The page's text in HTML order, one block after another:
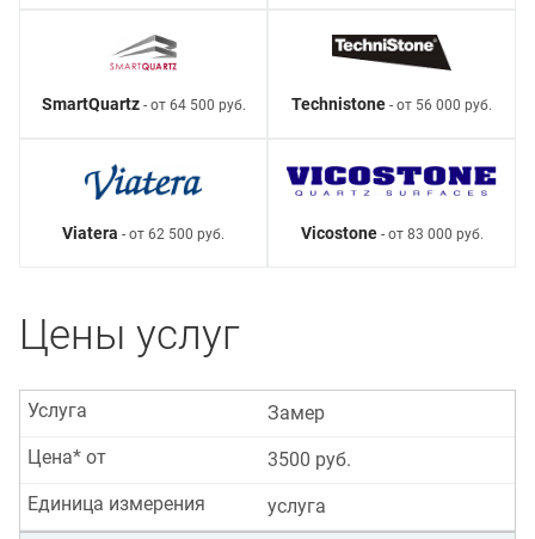
SmartQuartz- от 64 500 руб. Technistone - от 56 000 руб.
Viatera - от 62 500 руб. Vicostone- от 83 000 руб.
Цены услуг
Замер
Услуга
3500 руб.
Цена* от
услуга
Единица измерения